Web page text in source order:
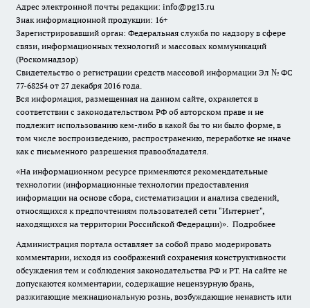
Адрес электронной почты редакции: info@pg13.ru
Знак информационной продукции: 16+
Зарегистрировавший орган: Федеральная служба по надзору в сфере
связи, информационных технологий и массовых коммуникаций
(Роскомнадзор)
Свидетельство о регистрации средств массовой информации Эл № ФС
77-68254 от 27 декабря 2016 года.
Вся информация, размещенная на данном сайте, охраняется в
соответствии с законодательством РФ об авторском праве и не
подлежит использованию кем-либо в какой бы то ни было форме, в
том числе воспроизведению, распространению, переработке не иначе
как с письменного разрешения правообладателя.
«На информационном ресурсе применяются рекомендательные
технологии (информационные технологии предоставления
информации на основе сбора, систематизации и анализа сведений,
относящихся к предпочтениям пользователей сети "Интернет",
находящихся на территории Российской Федерации)». Подробнее
Администрация портала оставляет за собой право модерировать
комментарии, исходя из соображений сохранения конструктивности
обсуждения тем и соблюдения законодательства РФ и РТ. На сайте не
допускаются комментарии, содержащие нецензурную брань,
разжигающие межнациональную рознь, возбуждающие ненависть или